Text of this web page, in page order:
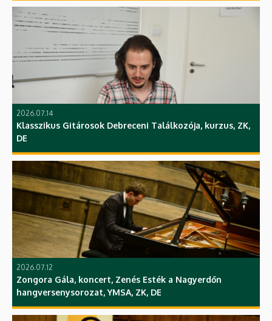
2026.07.14
Klasszikus Gitárosok Debreceni Találkozója, kurzus, ZK,
DE
2026.07.12
Zongora Gála, koncert, Zenés Esték a Nagyerdőn
hangversenysorozat, YMSA, ZK, DE